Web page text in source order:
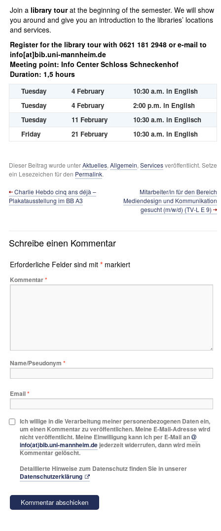
Join a library tourat the beginning of the semester. We will show
you around and give you an introduction to the libraries’ locations
and services.
Register for the library tour with 0621 181 2948 or e-mail to
info[at]bib.uni-mannheim.de
Meeting point: Info Center Schloss Schneckenhof
Duration: 1,5 hours
Tuesday 4 February
10:30 a.m. in English
Tuesday
4 February
2:00 p.m. in English
Tuesday
11 February
10:30 a.m. in Englisch
Friday
21 February 10:30 a.m. in English
Dieser Beitrag wurde unterAktuelles, Allgemein, Servicesveröffentlicht. Setze
ein Lesezeichen für den Permalink.
Charlie Hebdo cinq ans déjà –
Plakatausstellung im BB A3
Mitarbeiter/in für den Bereich
Mediendesign und Kommunikation
gesucht (m/w/d) (TV-L E 9)
Schreibe einen Kommentar
Erforderliche Felder sind mit * markiert
Kommentar*
Name/Pseudonym *
Email*
Ich willige in die Verarbeitung meiner personenbezogenen Daten ein,
um einen Kommentar zu veröffentlichen. Meine E-Mail-Adresse wird
nicht veröffentlicht. Meine Einwilligung kann ich per E-Mail an
info(at)bib.uni-mannheim.de jederzeit widerrufen, dann wird mein
Kommentar gelöscht.
Detaillierte Hinweise zum Datenschutz finden Sie in unserer
Datenschutzerklärung